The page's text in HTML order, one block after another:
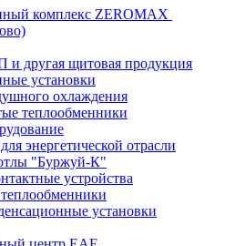
комплекс ZEROMAX
другая щитовая продукция
установки
охлаждения
теплообменники
энергетической отрасли
"Буржуй-К"
устройства
установки